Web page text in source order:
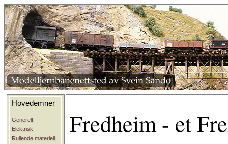
Hovedemner
Generelt
Elektrisk
Rullende materiell
Fredheim - et